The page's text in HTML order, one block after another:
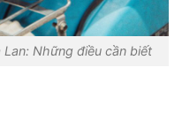
Những điều cần biết